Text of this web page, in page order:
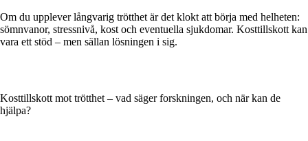
Om du upplever långvarig trötthet är det klokt att börja med helheten:
sömnvanor, stressnivå, kost och eventuella sjukdomar. Kosttillskott kan
vara ett stöd – men sällan lösningen i sig.
Kosttillskott mot trötthet – vad säger forskningen, och när kan de
hjälpa?